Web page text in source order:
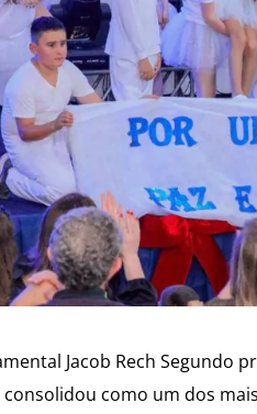
Jacob Rech Segundo
como um dos